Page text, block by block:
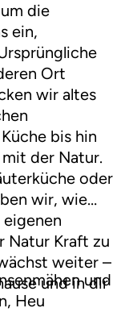
die
ein,
Ort
wir altes
bis hin
der Natur.
oder
wir, wie
Natur Kraft zu
weiter –
und in dir
und
Heu